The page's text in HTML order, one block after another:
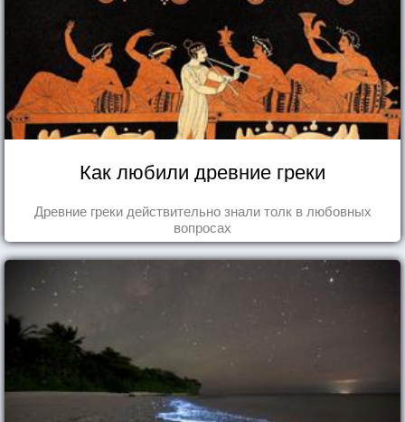
Как любили древние греки
Древние греки действительно знали толк в любовных
вопросах